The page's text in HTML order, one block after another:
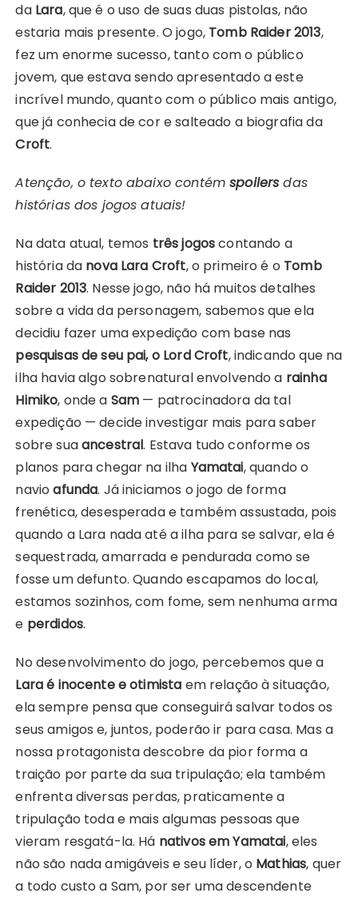
da Lara, que é o uso de suas duas pistolas, não
estaria mais presente. O jogo, Tomb Raider 2013,
fez um enorme sucesso, tanto com o público
jovem, que estava sendo apresentado a este
incrível mundo, quanto com o público mais antigo,
que já conhecia de cor e salteado a biografia da
Croft.
Atenção, o texto abaixo contémspoilersdas
histórias dos jogos atuais!
Na data atual, temos três jogoscontando a
história da nova Lara Croft, o primeiro é o Tomb
Raider 2013. Nesse jogo, não há muitos detalhes
sobre a vida da personagem, sabemos que ela
decidiu fazer uma expedição com base nas
pesquisas de seu pai, o Lord Croft, indicando que na
ilha havia algo sobrenatural envolvendo a rainha
Himiko, onde a Sam — patrocinadora da tal
expedição — decide investigar mais para saber
sobre suaancestral. Estava tudo conforme os
planos para chegar na ilha Yamatai, quando o
navioafunda. Já iniciamos o jogo de forma
frenética, desesperada e também assustada, pois
quando a Lara nada até a ilha para se salvar, ela é
sequestrada, amarrada e pendurada como se
fosse um defunto. Quando escapamos do local,
estamos sozinhos, com fome, sem nenhuma arma
e perdidos.
No desenvolvimento do jogo, percebemos que a
Lara é inocente e otimista em relação à situação,
ela sempre pensa que conseguirá salvar todos os
seus amigos e, juntos, poderão ir para casa. Mas a
nossa protagonista descobre da pior forma a
traição por parte da sua tripulação; ela também
enfrenta diversas perdas, praticamente a
tripulação toda e mais algumas pessoas que
vieram resgatá-la. Há nativos em Yamatai, eles
não são nada amigáveis e seu líder, o Mathias, quer
a todo custo a Sam, por ser uma descendente